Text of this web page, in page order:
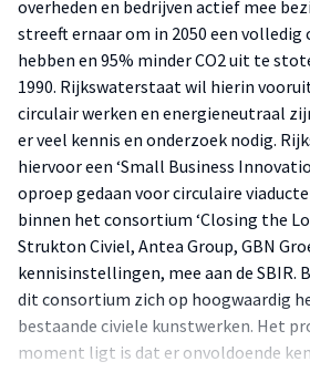
overheden en bedrijven actief mee
streeft ernaar om in 2050 een
hebben en 95% minder CO2 uit te
1990. Rijkswaterstaat wil hierin
circulair werken en energieneutraal
er veel kennis en onderzoek nodig.
hiervoor een ‘Small Business
oproep gedaan voor circulaire
binnen het consortium ‘Closing the
Strukton Civiel, Antea Group, GBN
kennisinstellingen, mee aan de SBIR.
dit consortium zich op hoogwaardig
bestaande civiele kunstwerken. Het
moment ligt is dat er onvoldoende